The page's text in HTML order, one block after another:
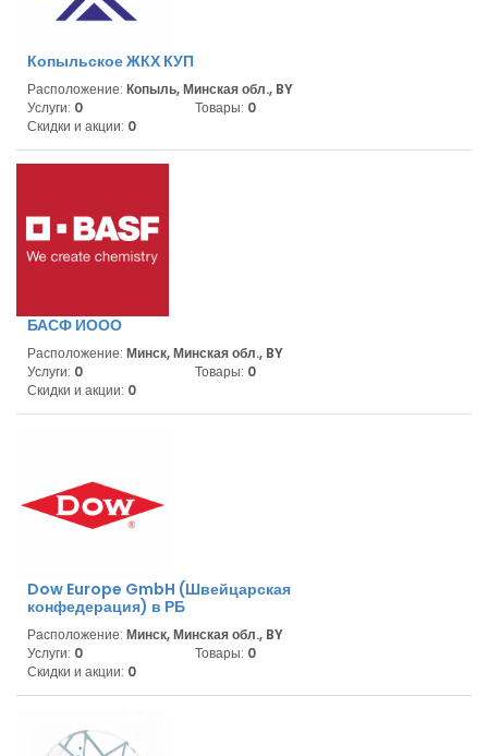
Копыльское ЖКХ КУП
Расположение: Копыль, Минская обл., BY
Услуги: 0 Товары: 0
Скидки и акции: 0
БАСФ ИООО
Расположение: Минск, Минская обл., BY
Услуги: 0 Товары: 0
Скидки и акции: 0
Dow Europe GmbH (Швейцарская
конфедерация) в РБ
Расположение: Минск, Минская обл., BY
Услуги: 0 Товары: 0
Скидки и акции: 0